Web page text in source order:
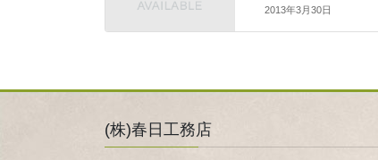
2013年3月30日
(株)春日工務店